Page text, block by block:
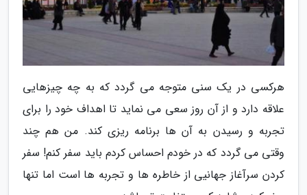
هرکسی در یک سنی متوجه می گردد که به چه چیزهایی
علاقه دارد و از آن روز سعی می نماید تا اهداف خود را برای
تجربه و رسیدن به آن ها برنامه ریزی کند. من هم چند
وقتی می گردد که در خودم احساس کردم باید سفر کنم! سفر
کردن سرآغاز جهانیی از خاطره ها و تجربه ها است اما تنها